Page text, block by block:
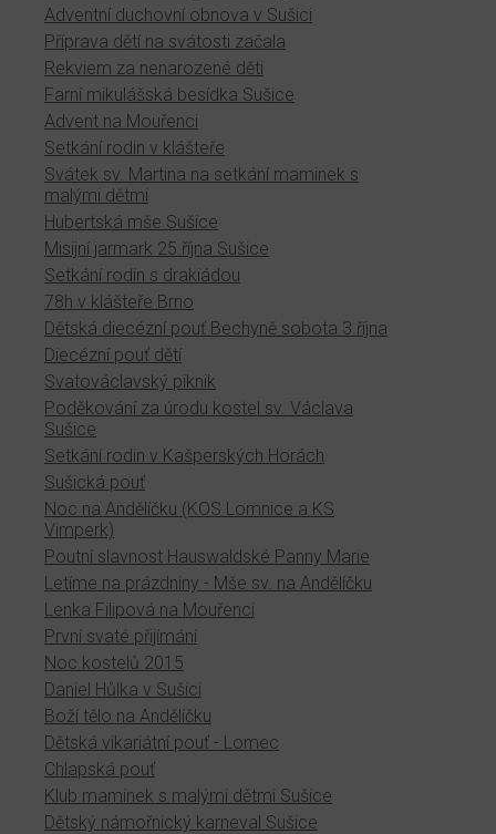
Adventní duchovní obnova v Sušici
Příprava dětí na svátosti začala
Rekviem za nenarozené děti
Farní mikulášská besídka Sušice
Advent na Mouřenci
Setkání rodin v klášteře
Svátek sv. Martina na setkání maminek s
malými dětmi
Hubertská mše Sušice
Misijní jarmark 25.října Sušice
Setkání rodin s drakiádou
78h v klášteře Brno
Dětská diecézní pouť Bechyně sobota 3.října
Diecézní pouť dětí
Svatováclavský piknik
Poděkování za úrodu kostel sv. Václava
Sušice
Setkání rodin v Kašperských Horách
Sušická pouť
Noc na Andělíčku (KOS Lomnice a KS
Vimperk)
Poutní slavnost Hauswaldské Panny Marie
Letíme na prázdniny - Mše sv. na Andělíčku
Lenka Filipová na Mouřenci
První svaté přijímání
Noc kostelů 2015
Daniel Hůlka v Sušici
Boží tělo na Andělíčku
Dětská vikariátní pouť - Lomec
Chlapská pouť
Klub maminek s malými dětmi Sušice
Dětský námořnický karneval Sušice